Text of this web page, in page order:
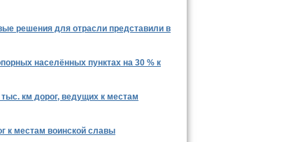
решения для отрасли представили в
населённых пунктах на 30 % к
км дорог, ведущих к местам
к местам воинской славы